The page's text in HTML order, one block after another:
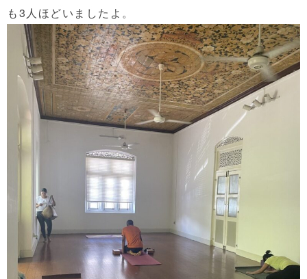
も3人ほどいましたよ。